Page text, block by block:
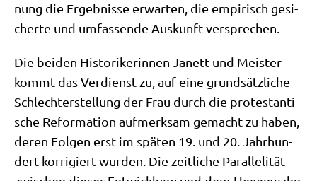
nung die Ergeb­nis­se erwar­ten, die empi­risch gesi­
cher­te und umfas­sen­de Aus­kunft versprechen.
Die bei­den Histo­ri­ke­rin­nen Janett und Mei­ster
kommt das Ver­dienst zu, auf eine grund­sätz­li­che
Schlech­ter­stel­lung der Frau durch die pro­te­stan­ti­
sche Refor­ma­ti­on auf­merk­sam gemacht zu haben,
deren Fol­gen erst im spä­ten 19. und 20. Jahr­hun­
dert kor­ri­giert wur­den. Die zeit­li­che Par­al­le­li­tät